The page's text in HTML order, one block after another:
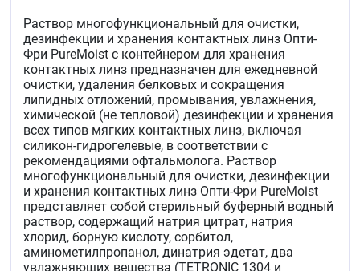
Раствор многофункциональный для очистки,
дезинфекции и хранения контактных линз Опти-
Фри PureMoist с контейнером для хранения
контактных линз предназначен для ежедневной
очистки, удаления белковых и сокращения
липидных отложений, промывания, увлажнения,
химической (не тепловой) дезинфекции и хранения
всех типов мягких контактных линз, включая
силикон-гидрогелевые, в соответствии с
рекомендациями офтальмолога. Раствор
многофункциональный для очистки, дезинфекции
и хранения контактных линз Опти-Фри PureMoist
представляет собой стерильный буферный водный
раствор, содержащий натрия цитрат, натрия
хлорид, борную кислоту, сорбитол,
аминометилпропанол, динатрия эдетат, два
увлажняющих вещества (TETRONIC 1304 и